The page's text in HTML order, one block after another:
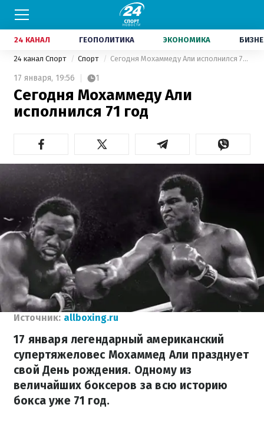
24 КАНАЛ ГЕОПОЛИТИКА ЭКОНОМИКА
24 канал Спорт Спорт Сегодня Мохаммеду Али исполнился 71 год
17 января, 19:56 1
Сегодня Мохаммеду Али
исполнился 71 год
Источник: allboxing.ru
17 января легендарный американский
супертяжеловес Мохаммед Али празднует
свой ​​День рождения. Одному из
величайших боксеров за всю историю
бокса уже 71 год.